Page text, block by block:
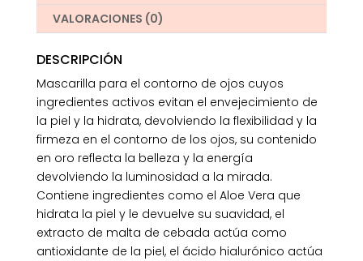
VALORACIONES (0)
DESCRIPCIÓN
Mascarilla para el contorno de ojos cuyos
ingredientes activos evitan el envejecimiento de
la piel y la hidrata, devolviendo la flexibilidad y la
firmeza en el contorno de los ojos, su contenido
en oro reflecta la belleza y la energía
devolviendo la luminosidad a la mirada.
Contiene ingredientes como el Aloe Vera que
hidrata la piel y le devuelve su suavidad, el
extracto de malta de cebada actúa como
antioxidante de la piel, el ácido hialurónico actúa